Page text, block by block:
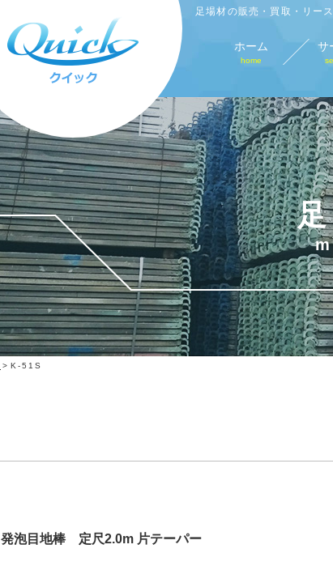
足場材の販売・買取・リー
ホーム
home
サ
足場材販売
sales
K-51S
発泡目地棒 定尺2.0m 片テーパー